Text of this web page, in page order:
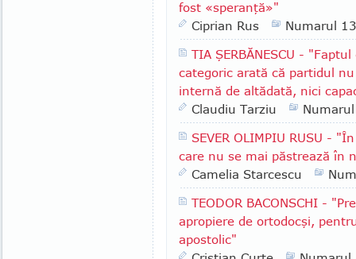
fost «speranţă»"
Ciprian Rus
Numarul
TIA ŞERBĂNESCU -
categoric arată că partidul
internă de altădată, nici
Claudiu Tarziu
SEVER OLIMPIU RUSU -
care nu se mai păstrează în
Camelia Starcescu
TEODOR BACONSCHI -
apropiere de ortodocşi,
apostolic"